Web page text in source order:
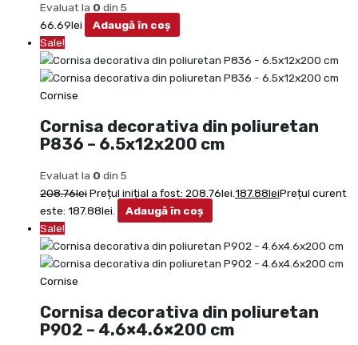
Evaluat la 0 din 5
66.69lei
Adaugă în coș
Sale!
Cornise
Cornisa decorativa din poliuretan
P836 – 6.5x12x200 cm
Evaluat la 0 din 5
208.76leiPrețul inițial a fost: 208.76lei.187.88leiPrețul curent
este: 187.88lei.
Adaugă în coș
Sale!
Cornise
Cornisa decorativa din poliuretan
P902 – 4.6×4.6×200 cm